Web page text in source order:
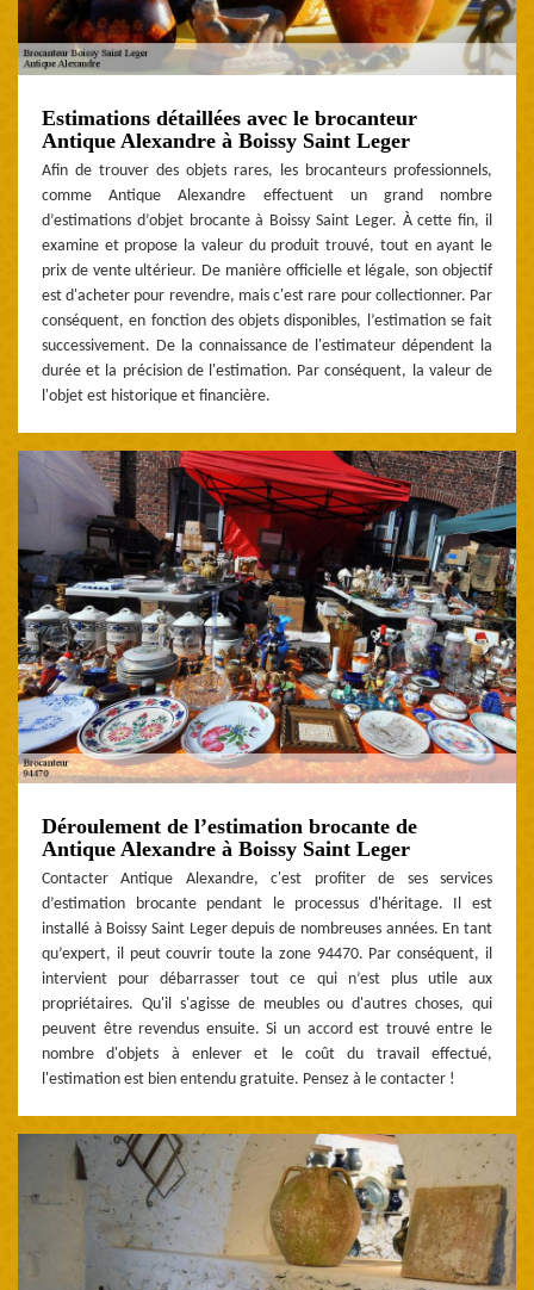
Estimations détaillées avec le brocanteur
Antique Alexandre à Boissy Saint Leger
Afin de trouver des objets rares, les brocanteurs professionnels,
comme Antique Alexandre effectuent un grand nombre
d’estimations d’objet brocante à Boissy Saint Leger. À cette fin, il
examine et propose la valeur du produit trouvé, tout en ayant le
prix de vente ultérieur. De manière officielle et légale, son objectif
est d'acheter pour revendre, mais c'est rare pour collectionner. Par
conséquent, en fonction des objets disponibles, l’estimation se fait
successivement. De la connaissance de l'estimateur dépendent la
durée et la précision de l'estimation. Par conséquent, la valeur de
l'objet est historique et financière.
Déroulement de l’estimation brocante de
Antique Alexandre à Boissy Saint Leger
Contacter Antique Alexandre, c'est profiter de ses services
d’estimation brocante pendant le processus d'héritage. Il est
installé à Boissy Saint Leger depuis de nombreuses années. En tant
qu’expert, il peut couvrir toute la zone 94470. Par conséquent, il
intervient pour débarrasser tout ce qui n’est plus utile aux
propriétaires. Qu'il s'agisse de meubles ou d'autres choses, qui
peuvent être revendus ensuite. Si un accord est trouvé entre le
nombre d'objets à enlever et le coût du travail effectué,
l'estimation est bien entendu gratuite. Pensez à le contacter !